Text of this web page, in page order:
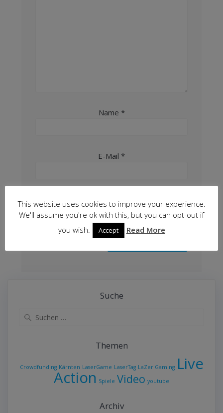
Name *
E-Mail *
Website
Suche
Themen
Crowdfunding Kärnten LaserGame LaserTag LaZer Gaming Live
Action Spiele Video youtube
Archiv
This website uses cookies to improve your experience.
We'll assume you're ok with this, but you can opt-out if
you wish.
Accept Read More